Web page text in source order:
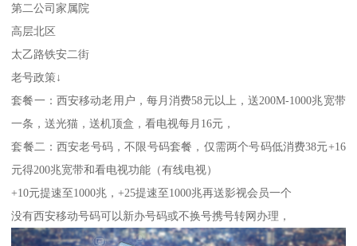
第二公司家属院
高层北区
太乙路铁安二街
老号政策↓
套餐一：西安移动老用户，每月消费58元以上，送200M-1000兆宽带
一条，送光猫，送机顶盒，看电视每月16元，
套餐二：西安老号码，不限号码套餐，仅需两个号码低消费38元+16
元得200兆宽带和看电视功能（有线电视）
+10元提速至1000兆，+25提速至1000兆再送影视会员一个
没有西安移动号码可以新办号码或不换号携号转网办理，